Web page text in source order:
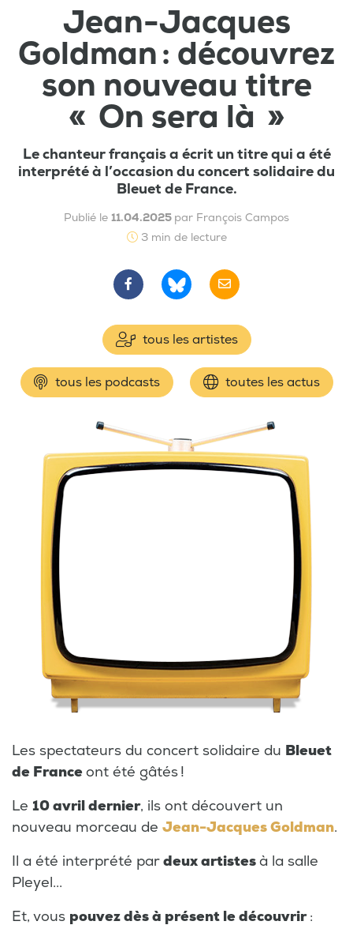
Jean-Jacques
Goldman : découvrez
son nouveau titre
« On sera là »
Le chanteur français a écrit un titre qui a été
interprété à l’occasion du concert solidaire du
Bleuet de France.
Publié le 11.04.2025 par François Campos
3 min de lecture
tous les artistes
tous les podcasts toutes les actus
Les spectateurs du concert solidaire du Bleuet
de Franceont été gâtés !
Le 10 avril dernier, ils ont découvert un
nouveau morceau de Jean-Jacques Goldman.
Il a été interprété pardeux artistesà la salle
Pleyel...
Et, vous pouvez dès à présent le découvrir: